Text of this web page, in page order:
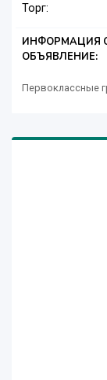
Торг:
ИНФОРМАЦИЯ
ОБЪЯВЛЕНИЕ:
Первоклассные